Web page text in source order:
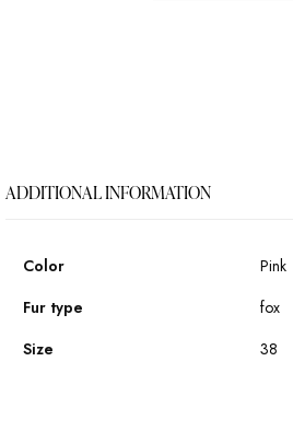
ADDITIONAL INFORMATION
Color
Pink
Fur type
fox
Size
38